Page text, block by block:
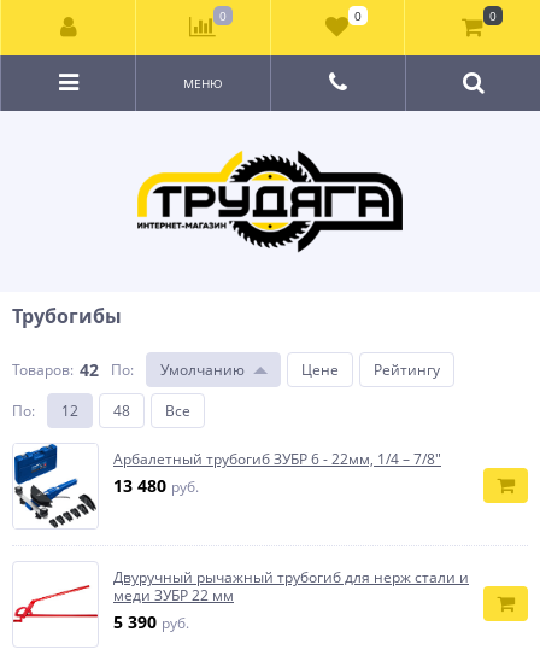
МЕНЮ
Трубогибы
Товаров: 42 По: Умолчанию Цене
Рейтингу
По: 12 48 Все
Арбалетный трубогиб ЗУБР 6 - 22мм, 1/4 – 7/8″
13 480 руб.
Двуручный рычажный трубогиб для нерж стали и
меди ЗУБР 22 мм
5 390 руб.
0 0 0